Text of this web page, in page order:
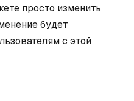
просто изменить
будет
с этой